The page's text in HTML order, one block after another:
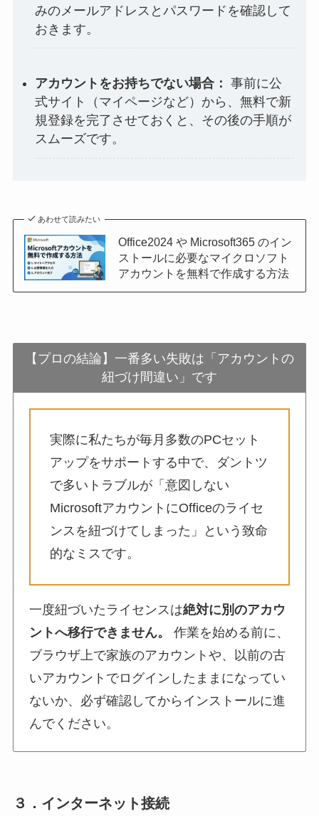
みのメールアドレスとパスワードを確認して
おきます。
アカウントをお持ちでない場合： 事前に公
式サイト（マイページなど）から、無料で新
規登録を完了させておくと、その後の手順が
スムーズです。
あわせて読みたい
Office2024 や Microsoft365 のイン
ストールに必要なマイクロソフト
アカウントを無料で作成する方法
【プロの結論】一番多い失敗は「アカウントの
紐づけ間違い」です
実際に私たちが毎月多数のPCセット
アップをサポートする中で、ダントツ
で多いトラブルが「意図しない
MicrosoftアカウントにOfficeのライセ
ンスを紐づけてしまった」という致命
的なミスです。
一度紐づいたライセンスは絶対に別のアカウ
ントへ移行できません。
作業を始める前に、
ブラウザ上で家族のアカウントや、以前の古
いアカウントでログインしたままになってい
ないか、必ず確認してからインストールに進
んでください。
３．インターネット接続